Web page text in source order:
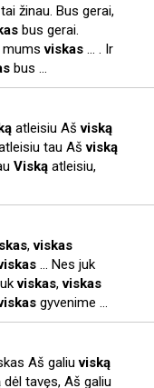
žinau. Bus gerai,
bus gerai.
mumsviskas ... . Ir
bus ...
atleisiu Ašviską
tau Ašviską
Viską atleisiu,
,viskas
... Nes juk
viskas,viskas
gyvenime ...
Aš galiuviską
dėl tavęs, Aš galiu